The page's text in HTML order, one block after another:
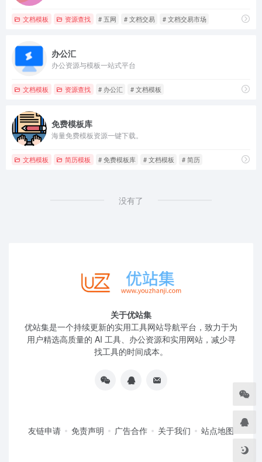
文档模板 资源查找 # 五网 # 文档交易 # 文档交易市场
办公汇
办公资源与模板一站式平台
文档模板 资源查找 # 办公汇 # 文档模板
免费模板库
海量免费模板资源一键下载。
文档模板 简历模板 # 免费模板库 # 文档模板 # 简历
没有了
关于优站集
优站集是一个持续更新的实用工具网站导航平台，致力于为
用户精选高质量的 AI 工具、办公资源和实用网站，减少寻
找工具的时间成本。
友链申请 免责声明 广告合作 关于我们 站点地图